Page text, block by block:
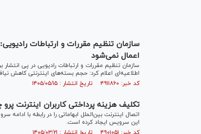
سازمان تنظیم مقررات و ارتباطات
اعمال نمی‌شود
سازمان تنظیم مقررات و ارتباطات رادیویی در پی
اطلاعیه‌ای اعلام کرد: حجم بسته‌های اینترنتی کاهش
کد خبر: ۴۹۱۱۸۶۰ تاریخ انتشار : ۱۴۰۵/۰۵/۱۵
تکلیف هزینه پرداختی کاربران اینترنت
اتصال اینترنت بین‌الملل ابهاماتی را در رابطه با
این سرویس ایجاد کرده است.